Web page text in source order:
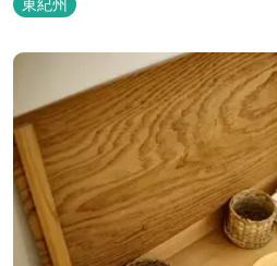
長の可能性がありますので予めご了承ください。 遠